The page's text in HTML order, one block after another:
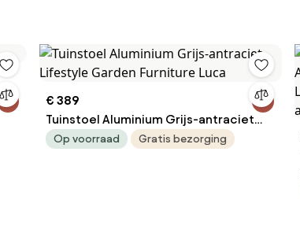
€ 389
Tuinstoel Aluminium Grijs-antraciet
Lifestyle Garden Furniture Luca
Op voorraad Gratis bezorging